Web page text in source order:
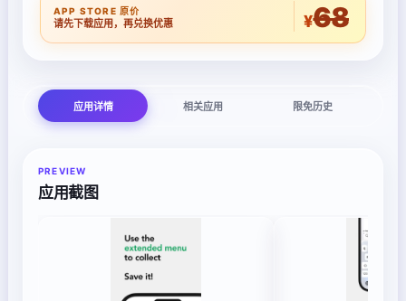
APP STORE 原价
请先下载应用，再兑换优惠 ¥68
应用详情 相关应用 限免历史
PREVIEW
应用截图